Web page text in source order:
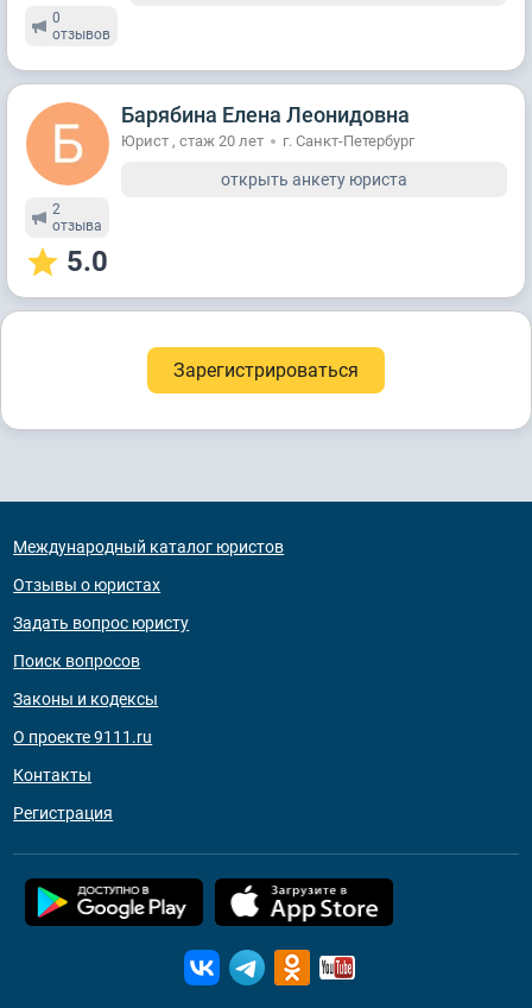
0
отзывов
2
отзывa
5.0
Барябина Елена Леонидовна
Юрист , стаж 20 лет г. Санкт-Петербург
открыть анкету юриста
Зарегистрироваться
Международный каталог юристов
Отзывы о юристах
Задать вопрос юристу
Поиск вопросов
Законы и кодексы
О проекте 9111.ru
Контакты
Регистрация